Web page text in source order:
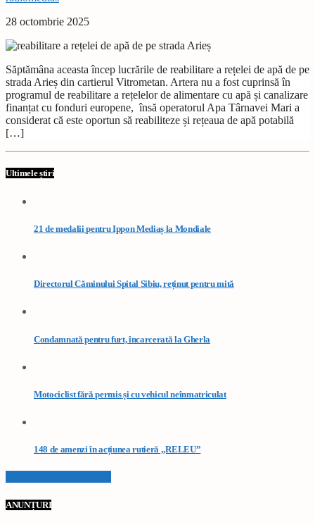
28 octombrie 2025
Săptămâna aceasta încep lucrările de reabilitare a rețelei de apă de pe
strada Arieș din cartierul Vitrometan. Artera nu a fost cuprinsă în
programul de reabilitare a rețelelor de alimentare cu apă și canalizare
finanțat cu fonduri europene, însă operatorul Apa Târnavei Mari a
considerat că este oportun să reabiliteze și rețeaua de apă potabilă
[…]
Ultimele știri
21 de medalii pentru Ippon Mediaș la Mondiale
Directorul Căminului Spital Sibiu, reținut pentru mită
Condamnată pentru furt, încarcerată la Gherla
Motociclist fără permis și cu vehicul neînmatriculat
148 de amenzi în acțiunea rutieră „RELEU”
ANUNȚURI